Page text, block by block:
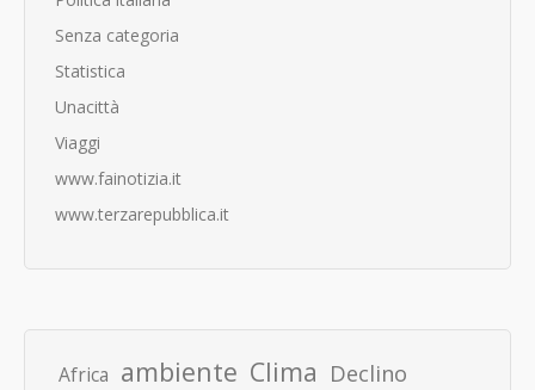
Senza categoria
Statistica
Unacittà
Viaggi
www.fainotizia.it
www.terzarepubblica.it
Africa ambiente Clima Declino